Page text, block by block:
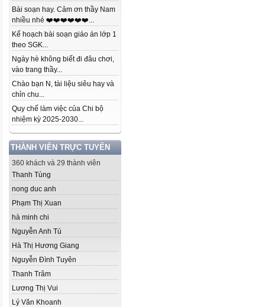
Bài soạn hay. Cảm ơn thầy Nam
nhiều nhé ❤️❤️❤️❤️❤️❤️...
Kế hoạch bài soạn giáo án lớp 1
theo SGK...
Ngày hè không biết đi đâu chơi,
vào trang thầy...
Chào bạn N, tài liệu siêu hay và
chỉn chu...
Quy chế làm việc của Chi bộ
nhiệm kỳ 2025-2030...
THÀNH VIÊN TRỰC TUYẾN
360 khách và 29 thành viên
Thanh Tùng
nong duc anh
Phạm Thị Xuan
hà minh chi
Nguyễn Anh Tú
Hà Thị Hương Giang
Nguyễn Đình Tuyên
Thanh Trâm
Lương Thị Vui
Lý Văn Khoanh